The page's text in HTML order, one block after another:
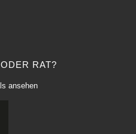
RAT?
ansehen